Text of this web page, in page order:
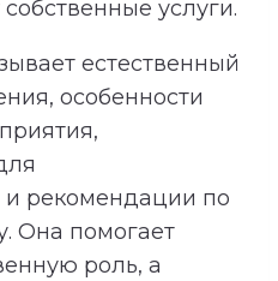
услуги.
естественный
особенности
рекомендации по
Она помогает
роль, а